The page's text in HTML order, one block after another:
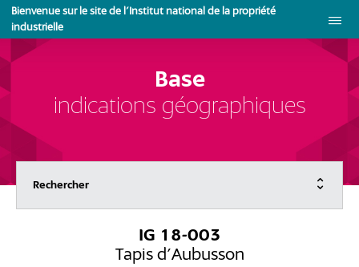
Aller
contenu
principal
Bienvenue sur le site de l'Institut national de la propriété
industrielle
Base
indications géographiques
principal
Rechercher
IG 18-003
Tapis d'Aubusson